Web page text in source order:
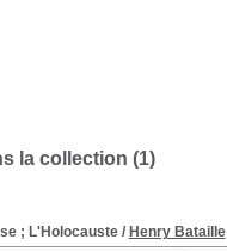
la collection (1)
; L'Holocauste/ Henry Bataille